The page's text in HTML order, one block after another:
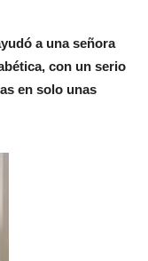
a una señora
con un serio
en solo unas